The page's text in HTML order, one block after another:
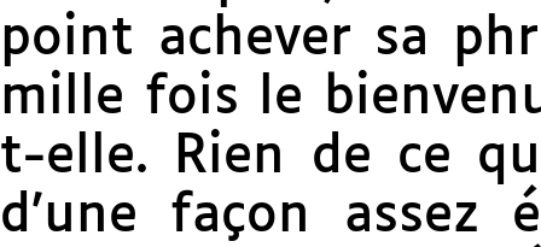
point achever sa
mille fois le
t-elle. Rien de ce
d’une façon assez